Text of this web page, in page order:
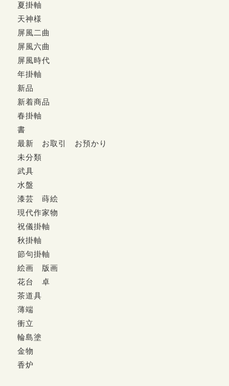
夏掛軸
天神様
屏風二曲
屏風六曲
屏風時代
年掛軸
新品
新着商品
春掛軸
書
最新 お取引 お預かり
未分類
武具
水盤
漆芸 蒔絵
現代作家物
祝儀掛軸
秋掛軸
節句掛軸
絵画 版画
花台 卓
茶道具
薄端
衝立
輪島塗
金物
香炉